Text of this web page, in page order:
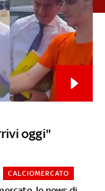
oggi"
CALCIOMERCATO